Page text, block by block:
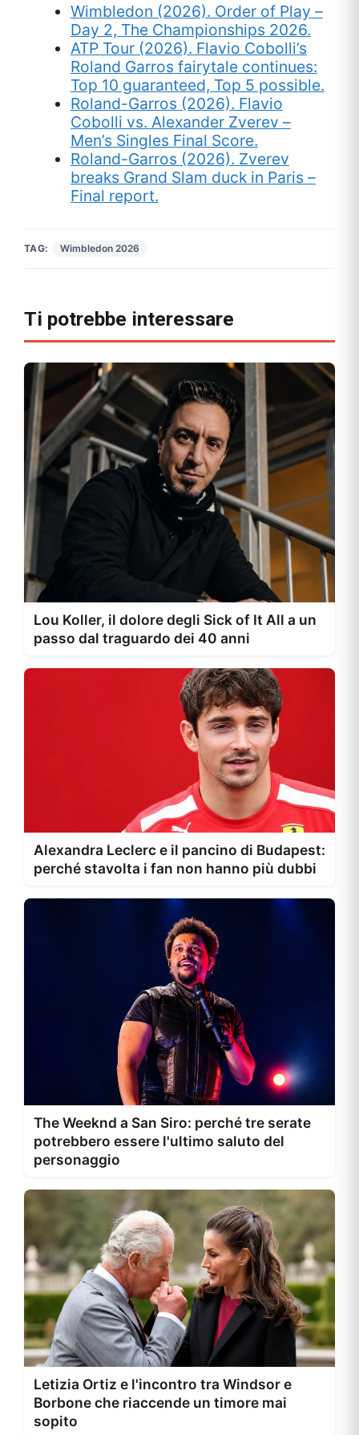
Wimbledon (2026). Order of Play –
Day 2, The Championships 2026.
ATP Tour (2026). Flavio Cobolli’s
Roland Garros fairytale continues:
Top 10 guaranteed, Top 5 possible.
Roland-Garros (2026). Flavio
Cobolli vs. Alexander Zverev –
Men’s Singles Final Score.
Roland-Garros (2026). Zverev
breaks Grand Slam duck in Paris –
Final report.
TAG: Wimbledon 2026
Ti potrebbe interessare
Lou Koller, il dolore degli Sick of It All a un
passo dal traguardo dei 40 anni
Alexandra Leclerc e il pancino di Budapest:
perché stavolta i fan non hanno più dubbi
The Weeknd a San Siro: perché tre serate
potrebbero essere l'ultimo saluto del
personaggio
Letizia Ortiz e l'incontro tra Windsor e
Borbone che riaccende un timore mai
sopito